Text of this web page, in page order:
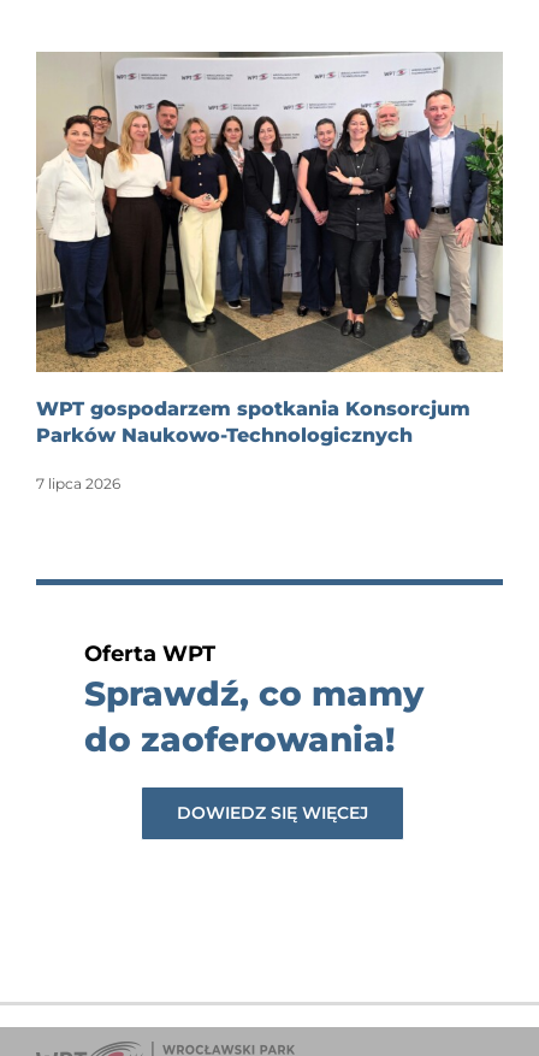
WPT gospodarzem spotkania Konsorcjum
Parków Naukowo-Technologicznych
7 lipca 2026
Oferta WPT
Sprawdź, co mamy
do zaoferowania!
DOWIEDZ SIĘ WIĘCEJ